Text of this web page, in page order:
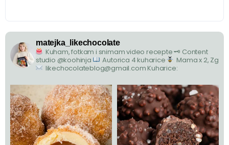
matejka_likechocolate
Kuham, fotkam i snimam video recepte🗝 Content
studio @koohinja
Autorica 4 kuharice
Mama x 2, Zg
likechocolateblog@gmail.com Kuharice: